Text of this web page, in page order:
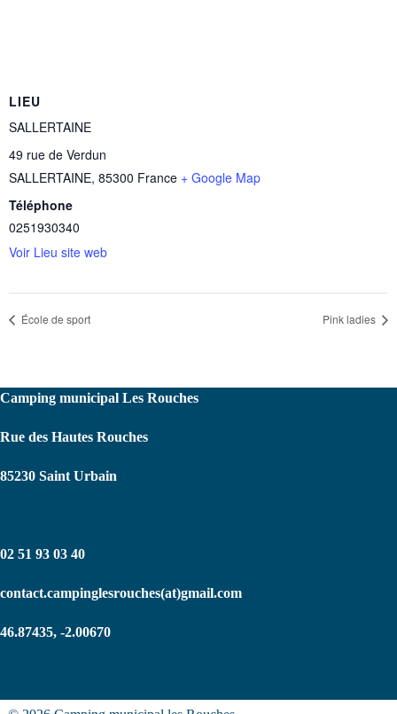
LIEU
SALLERTAINE
49 rue de Verdun
SALLERTAINE, 85300 France + Google Map
Téléphone
0251930340
Voir Lieu site web
École de sport Pink ladies
Camping municipal Les Rouches
Rue des Hautes Rouches
85230 Saint Urbain
02 51 93 03 40
contact.campinglesrouches(at)gmail.com
46.87435, -2.00670